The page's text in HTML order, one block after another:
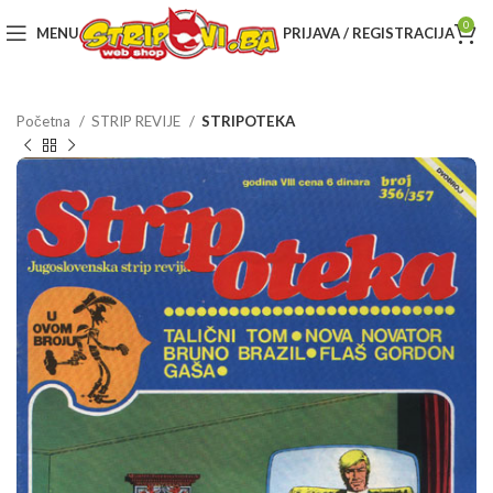
MENU PRIJAVA / REGISTRACIJA 0
Početna STRIP REVIJE STRIPOTEKA